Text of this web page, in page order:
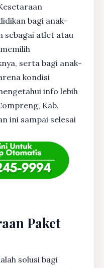
bagi anak-
sebagai atlet atau
serta bagi anak-
kondisi
info lebih
Kab.
ini sampai selesai
Paket
solusi bagi